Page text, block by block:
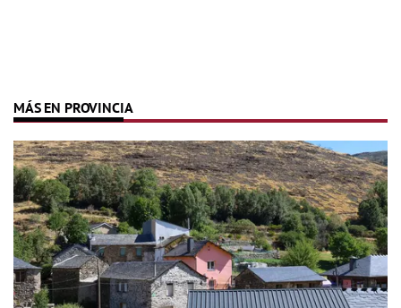
MÁS EN PROVINCIA